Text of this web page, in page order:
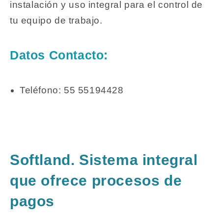
instalación y uso integral para el control de
tu equipo de trabajo.
Datos Contacto:
Teléfono: 55 55194428
Softland. Sistema integral
que ofrece procesos de
pagos